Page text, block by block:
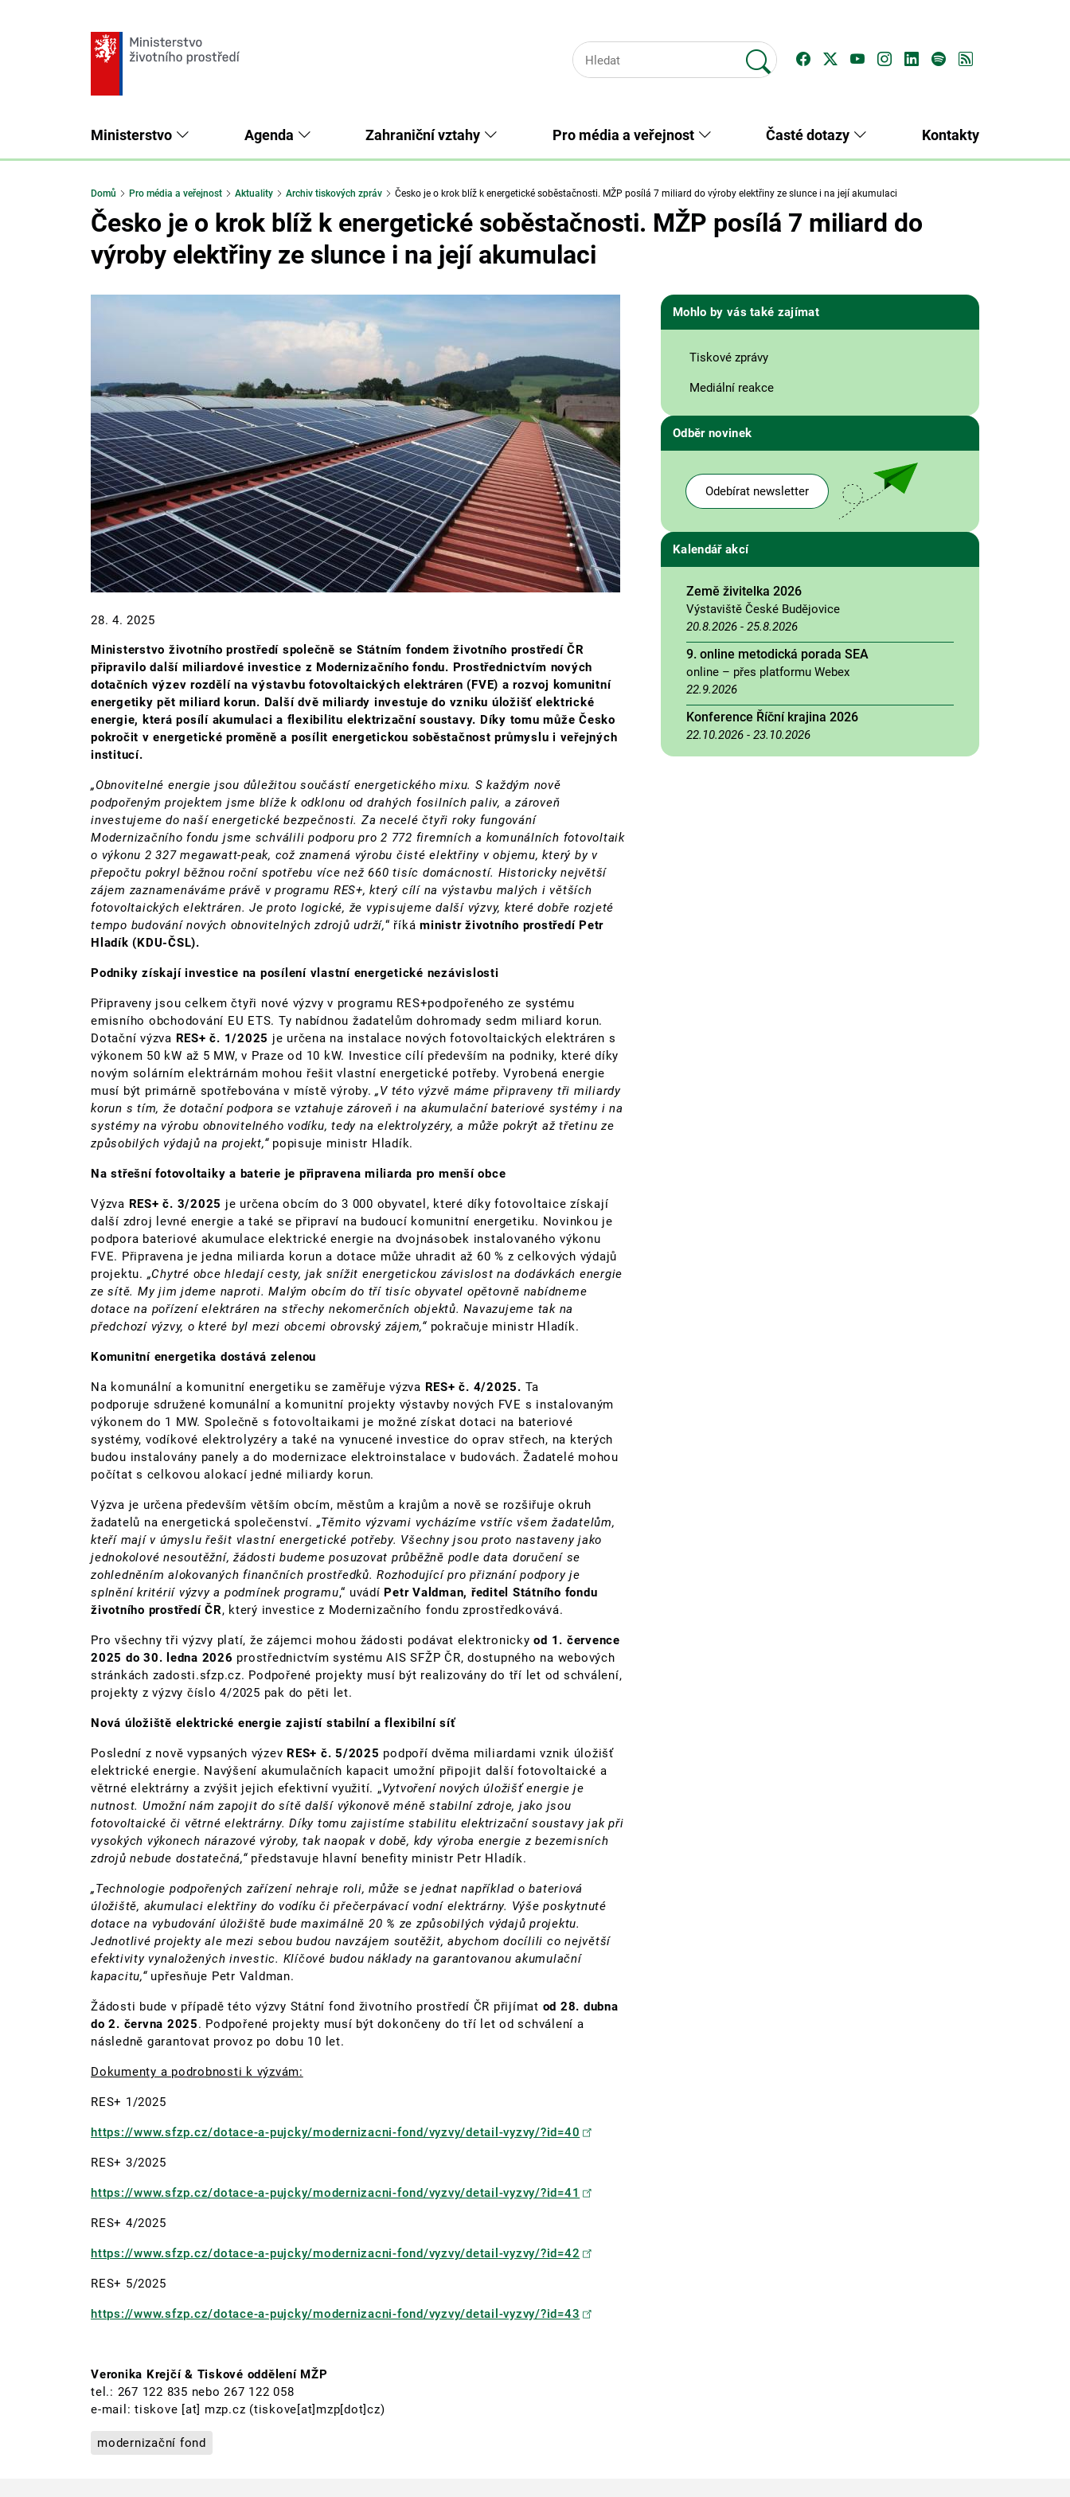
Ministerstvo Agenda Zahraniční vztahy Pro média a veřejnost Časté dotazy Kontakty
Domů Pro média a veřejnost Aktuality Archiv tiskových zpráv Česko je o krok blíž k energetické soběstačnosti. MŽP posílá 7 miliard do výroby elektřiny ze slunce i na její akumulaci
Česko je o krok blíž k energetické soběstačnosti. MŽP posílá 7 miliard do
výroby elektřiny ze slunce i na její akumulaci
28. 4. 2025
Ministerstvo životního prostředí společně se Státním fondem životního prostředí ČR
připravilo další miliardové investice z Modernizačního fondu. Prostřednictvím nových
dotačních výzev rozdělí na výstavbu fotovoltaických elektráren (FVE) a rozvoj komunitní
energetiky pět miliard korun. Další dvě miliardy investuje do vzniku úložišť elektrické
energie, která posílí akumulaci a flexibilitu elektrizační soustavy. Díky tomu může Česko
pokročit v energetické proměně a posílit energetickou soběstačnost průmyslu i veřejných
institucí.
„Obnovitelné energie jsou důležitou součástí energetického mixu. S každým nově
podpořeným projektem jsme blíže k odklonu od drahých fosilních paliv, a zároveň
investujeme do naší energetické bezpečnosti. Za necelé čtyři roky fungování
Modernizačního fondu jsme schválili podporu pro 2 772 firemních a komunálních fotovoltaik
o výkonu 2 327 megawatt-peak, což znamená výrobu čisté elektřiny v objemu, který by v
přepočtu pokryl běžnou roční spotřebu více než 660 tisíc domácností. Historicky největší
zájem zaznamenáváme právě v programu RES+, který cílí na výstavbu malých i větších
fotovoltaických elektráren. Je proto logické, že vypisujeme další výzvy, které dobře rozjeté
tempo budování nových obnovitelných zdrojů udrží,“ říká ministr životního prostředí Petr
Hladík (KDU-ČSL).
Podniky získají investice na posílení vlastní energetické nezávislosti
Připraveny jsou celkem čtyři nové výzvy v programu RES+podpořeného ze systému
emisního obchodování EU ETS. Ty nabídnou žadatelům dohromady sedm miliard korun.
Dotační výzva RES+ č. 1/2025 je určena na instalace nových fotovoltaických elektráren s
výkonem 50 kW až 5 MW, v Praze od 10 kW. Investice cílí především na podniky, které díky
novým solárním elektrárnám mohou řešit vlastní energetické potřeby. Vyrobená energie
musí být primárně spotřebována v místě výroby.„V této výzvě máme připraveny tři miliardy
korun s tím, že dotační podpora se vztahuje zároveň i na akumulační bateriové systémy i na
systémy na výrobu obnovitelného vodíku, tedy na elektrolyzéry, a může pokrýt až třetinu ze
způsobilých výdajů na projekt,“popisuje ministr Hladík.
Na střešní fotovoltaiky a baterie je připravena miliarda pro menší obce
Výzva RES+ č. 3/2025 je určena obcím do 3 000 obyvatel, které díky fotovoltaice získají
další zdroj levné energie a také se připraví na budoucí komunitní energetiku. Novinkou je
podpora bateriové akumulace elektrické energie na dvojnásobek instalovaného výkonu
FVE. Připravena je jedna miliarda korun a dotace může uhradit až 60 % z celkových výdajů
projektu. „Chytré obce hledají cesty, jak snížit energetickou závislost na dodávkách energie
ze sítě. My jim jdeme naproti. Malým obcím do tří tisíc obyvatel opětovně nabídneme
dotace na pořízení elektráren na střechy nekomerčních objektů. Navazujeme tak na
předchozí výzvy, o které byl mezi obcemi obrovský zájem,“pokračuje ministr Hladík.
Komunitní energetika dostává zelenou
Na komunální a komunitní energetiku se zaměřuje výzva RES+ č. 4/2025. Ta
podporuje sdružené komunální a komunitní projekty výstavby nových FVE s instalovaným
výkonem do 1 MW. Společně s fotovoltaikami je možné získat dotaci na bateriové
systémy, vodíkové elektrolyzéry a také na vynucené investice do oprav střech, na kterých
budou instalovány panely a do modernizace elektroinstalace v budovách. Žadatelé mohou
počítat s celkovou alokací jedné miliardy korun.
Výzva je určena především větším obcím, městům a krajům a nově se rozšiřuje okruh
žadatelů na energetická společenství. „Těmito výzvami vycházíme vstříc všem žadatelům,
kteří mají v úmyslu řešit vlastní energetické potřeby. Všechny jsou proto nastaveny jako
jednokolové nesoutěžní, žádosti budeme posuzovat průběžně podle data doručení se
zohledněním alokovaných finančních prostředků. Rozhodující pro přiznání podpory je
splnění kritérií výzvy a podmínek programu,“ uvádí Petr Valdman, ředitel Státního fondu
životního prostředí ČR, který investice z Modernizačního fondu zprostředkovává.
Pro všechny tři výzvy platí, že zájemci mohou žádosti podávat elektronickyod 1. července
2025 do 30. ledna 2026 prostřednictvím systému AIS SFŽP ČR, dostupného na webových
stránkách zadosti.sfzp.cz. Podpořené projekty musí být realizovány do tří let od schválení,
projekty z výzvy číslo 4/2025 pak do pěti let.
Nová úložiště elektrické energie zajistí stabilní a flexibilní síť
Poslední z nově vypsaných výzev RES+ č. 5/2025 podpoří dvěma miliardami vznik úložišť
elektrické energie. Navýšení akumulačních kapacit umožní připojit další fotovoltaické a
větrné elektrárny a zvýšit jejich efektivní využití. „Vytvoření nových úložišť energie je
nutnost. Umožní nám zapojit do sítě další výkonově méně stabilní zdroje, jako jsou
fotovoltaické či větrné elektrárny. Díky tomu zajistíme stabilitu elektrizační soustavy jak při
vysokých výkonech nárazové výroby, tak naopak v době, kdy výroba energie z bezemisních
zdrojů nebude dostatečná,“představuje hlavní benefity ministr Petr Hladík.
„Technologie podpořených zařízení nehraje roli, může se jednat například o bateriová
úložiště, akumulaci elektřiny do vodíku či přečerpávací vodní elektrárny. Výše poskytnuté
dotace na vybudování úložiště bude maximálně 20 % ze způsobilých výdajů projektu.
Jednotlivé projekty ale mezi sebou budou navzájem soutěžit, abychom docílili co největší
efektivity vynaložených investic. Klíčové budou náklady na garantovanou akumulační
kapacitu,“upřesňuje Petr Valdman.
Žádosti bude v případě této výzvy Státní fond životního prostředí ČR přijímat od 28. dubna
do 2. června 2025. Podpořené projekty musí být dokončeny do tří let od schválení a
následně garantovat provoz po dobu 10 let.
Dokumenty a podrobnosti k výzvám:
RES+ 1/2025
https://www.sfzp.cz/dotace-a-pujcky/modernizacni-fond/vyzvy/detail-vyzvy/?id=40
RES+ 3/2025
https://www.sfzp.cz/dotace-a-pujcky/modernizacni-fond/vyzvy/detail-vyzvy/?id=41
RES+ 4/2025
https://www.sfzp.cz/dotace-a-pujcky/modernizacni-fond/vyzvy/detail-vyzvy/?id=42
RES+ 5/2025
https://www.sfzp.cz/dotace-a-pujcky/modernizacni-fond/vyzvy/detail-vyzvy/?id=43
Veronika Krejčí & Tiskové oddělení MŽP
tel.: 267 122 835 nebo 267 122 058
e-mail: tiskove [at] mzp.cz (tiskove[at]mzp[dot]cz)
modernizační fond
Mohlo by vás také zajímat
Tiskové zprávy
Mediální reakce
Odběr novinek
Odebírat newsletter
Kalendář akcí
Země živitelka 2026
Výstaviště České Budějovice
20.8.2026 - 25.8.2026
9. online metodická porada SEA
online – přes platformu Webex
22.9.2026
Konference Říční krajina 2026
22.10.2026 - 23.10.2026